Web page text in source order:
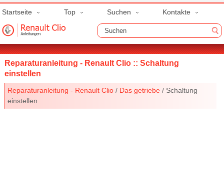
Startseite Top Suchen Kontakte
Reparaturanleitung - Renault Clio :: Schaltung
einstellen
Reparaturanleitung - Renault Clio / Das getriebe / Schaltung
einstellen